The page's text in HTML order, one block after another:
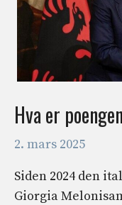
Hva er
2. mars 2025
Siden 2024 den
Giorgia